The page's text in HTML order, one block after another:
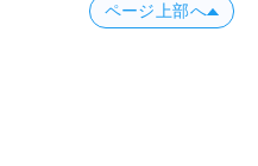
ページ上部へ